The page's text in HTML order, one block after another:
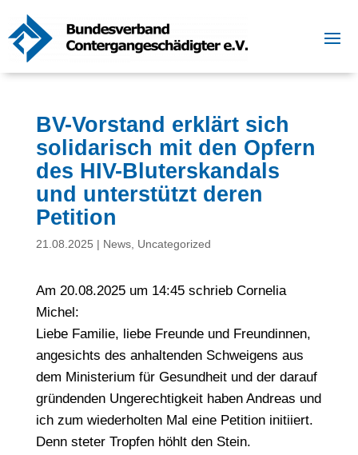
BV-Vorstand erklärt sich
solidarisch mit den Opfern
des HIV-Bluterskandals
und unterstützt deren
Petition
21.08.2025 News, Uncategorized
Am 20.08.2025 um 14:45 schrieb Cornelia
Michel:
Liebe Familie, liebe Freunde und Freundinnen,
angesichts des anhaltenden Schweigens aus
dem Ministerium für Gesundheit und der darauf
gründenden Ungerechtigkeit haben Andreas und
ich zum wiederholten Mal eine Petition initiiert.
Denn steter Tropfen höhlt den Stein.